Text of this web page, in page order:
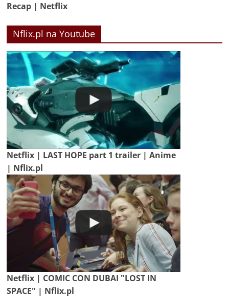
Recap | Netflix
Nflix.pl na Youtube
Netflix | LAST HOPE part 1 trailer | Anime
| Nflix.pl
Netflix | COMIC CON DUBAI "LOST IN
SPACE" | Nflix.pl